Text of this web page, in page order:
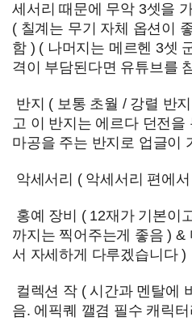
세서리 때문에 무악 3셋을
( 칠계는 무기 자체 옵션이
함 ) ( 나머지는 메르헨 3셋
격이 부담된다면 유튜브를
반지 ( 보통 초월 / 강렬 반
고 이 반지는 에르다 던전을
마공을 주는 반지로 업글이
악세서리 ( 악세서리 편에
홍예 장비 ( 12재가 기본이
까지는 찍어주는게 좋음 ) &
서 자세하게 다루겠습니다 )
컬렉션 작 ( 시간과 멘탈에
음. 에픽퀘 깰겸 필수 캐릭